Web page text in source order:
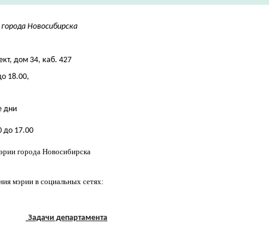
Новосибирска
дом 34, каб. 427
18.00,
дни
до 17.00
города Новосибирска
мэрии в социальных сетях:
Задачи департамента